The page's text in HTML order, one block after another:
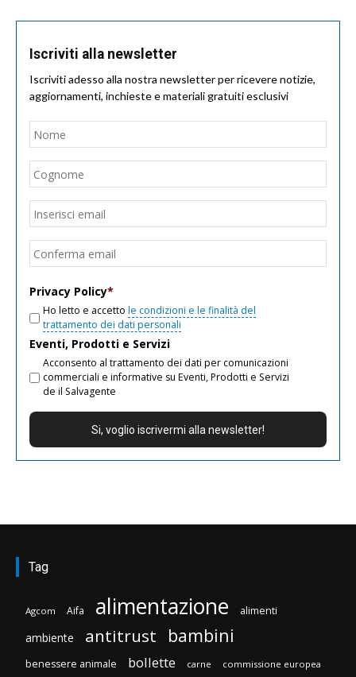
Iscriviti alla newsletter
Iscriviti adesso alla nostra newsletter per ricevere notizie,
aggiornamenti, inchieste e materiali gratuiti esclusivi
Nome
Email
Privacy Policy*
Ho letto e accetto le condizioni e le finalità del
trattamento dei dati personali
Eventi, Prodotti e Servizi
Acconsento al trattamento dei dati per comunicazioni
commerciali e informative su Eventi, Prodotti e Servizi
de il Salvagente
Tag
Agcom Aifa alimentazione alimenti
ambiente antitrust bambini
benessere animale bollette carne commissione europea